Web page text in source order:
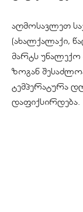
აღმოსავლეთ
(ახალქალაქი,
მარტს უნალექო
ზოგან
ტემპერატურა
დაფიქსირდება.